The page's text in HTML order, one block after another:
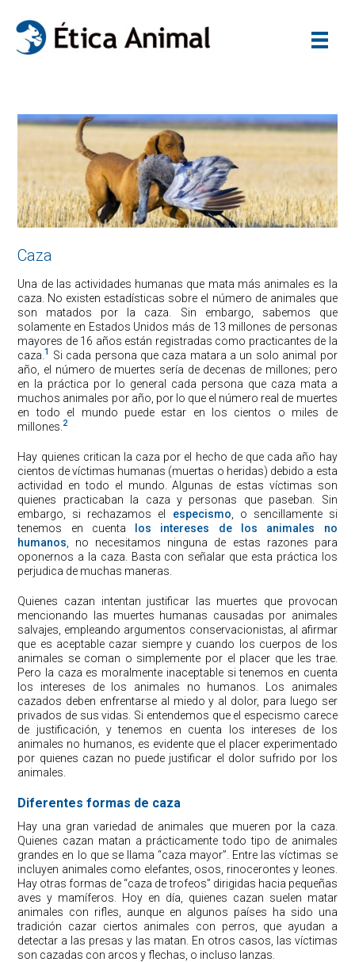
Caza
Una de las actividades humanas que mata más animales es la
caza. No existen estadísticas sobre el número de animales que
son matados por la caza. Sin embargo, sabemos que
solamente en Estados Unidos más de 13 millones de personas
mayores de 16 años están registradas como practicantes de la
caza. 1
Si cada persona que caza matara a un solo animal por
año, el número de muertes sería de decenas de millones; pero
en la práctica por lo general cada persona que caza mata a
muchos animales por año, por lo que el número real de muertes
en todo el mundo puede estar en los cientos o miles de
millones. 2
Hay quienes critican la caza por el hecho de que cada año hay
cientos de víctimas humanas (muertas o heridas) debido a esta
actividad en todo el mundo. Algunas de estas víctimas son
quienes practicaban la caza y personas que paseban. Sin
embargo, si rechazamos el especismo , o sencillamente si
tenemos en cuenta
los intereses de los animales no
humanos , no necesitamos ninguna de estas razones para
oponernos a la caza. Basta con señalar que esta práctica los
perjudica de muchas maneras.
Quienes cazan intentan justificar las muertes que provocan
mencionando las muertes humanas causadas por animales
salvajes, empleando argumentos conservacionistas, al afirmar
que es aceptable cazar siempre y cuando los cuerpos de los
animales se coman o simplemente por el placer que les trae.
Pero la caza es moralmente inaceptable si tenemos en cuenta
los intereses de los animales no humanos. Los animales
cazados deben enfrentarse al miedo y al dolor, para luego ser
privados de sus vidas. Si entendemos que el especismo carece
de justificación, y tenemos en cuenta los intereses de los
animales no humanos, es evidente que el placer experimentado
por quienes cazan no puede justificar el dolor sufrido por los
animales.
Diferentes formas de caza
Hay una gran variedad de animales que mueren por la caza.
Quienes cazan matan a prácticamente todo tipo de animales
grandes en lo que se llama “caza mayor”. Entre las víctimas se
incluyen animales como elefantes, osos, rinocerontes y leones.
Hay otras formas de “caza de trofeos” dirigidas hacia pequeñas
aves y mamíferos. Hoy en día, quienes cazan suelen matar
animales con rifles, aunque en algunos países ha sido una
tradición cazar ciertos animales con perros, que ayudan a
detectar a las presas y las matan. En otros casos, las víctimas
son cazadas con arcos y flechas, o incluso lanzas.